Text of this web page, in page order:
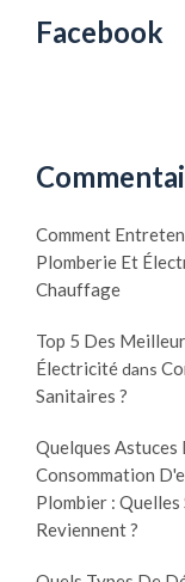
Facebook
Comment
Plomberie Et
Chauffage
Top 5 Des
Électricitédans
Sanitaires ?
Quelques Astuces
Consommation
Plombier :
Reviennent ?